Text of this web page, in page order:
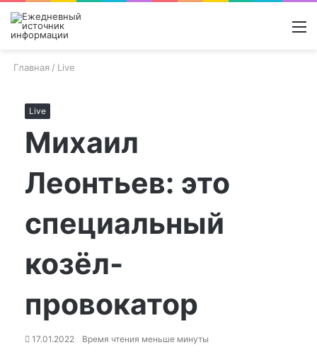
Поиск
Switch
Главная / Live
Live
Михаил
Леонтьев: это
специальный
козёл-
провокатор
17.01.2022 Время чтения меньше минуты